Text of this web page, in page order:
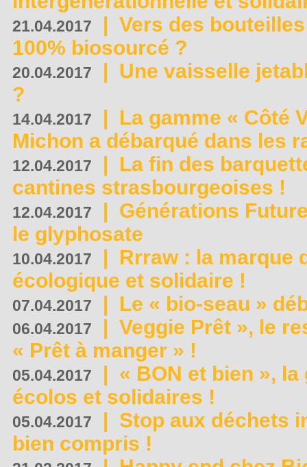
21.04.2017 | Vers des
100% biosourcé ?
20.04.2017 | Une vaisselle
?
14.04.2017 | La gamme « Côté
Michon a débarqué dans les
12.04.2017 | La fin des
cantines strasbourgeoises !
12.04.2017 | Générations
le glyphosate
10.04.2017 | Rrraw : la marque
écologique et solidaire !
07.04.2017 | Le « bio-seau »
06.04.2017 | Veggie Prêt », le
« Prêt à manger » !
05.04.2017 | « BON et bien »,
écolos et solidaires !
05.04.2017 | Stop aux déchets
bien compris !